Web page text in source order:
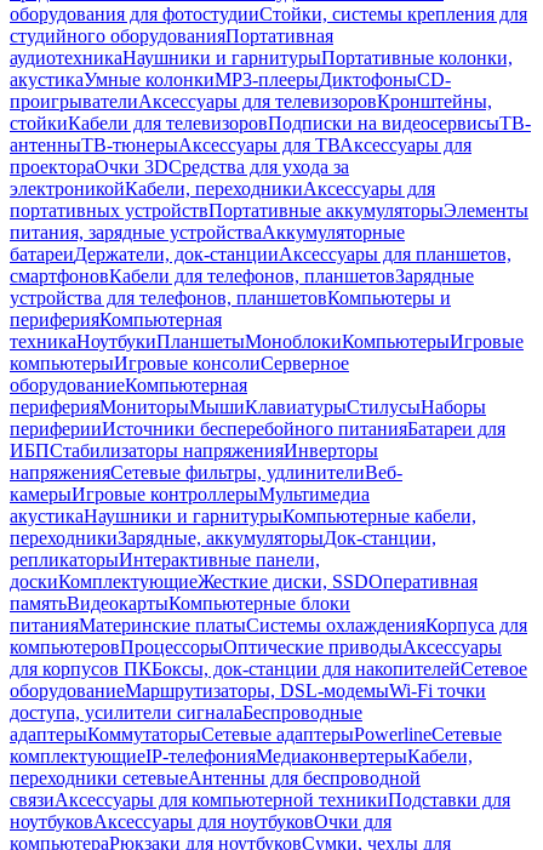
оборудования для фотостудииСтойки, системы крепления для
студийного оборудованияПортативная
аудиотехникаНаушники и гарнитурыПортативные колонки,
акустикаУмные колонкиMP3-плеерыДиктофоныCD-
проигрывателиАксессуары для телевизоровКронштейны,
стойкиКабели для телевизоровПодписки на видеосервисыТВ-
антенныТВ-тюнерыАксессуары для ТВАксессуары для
проектораОчки 3DСредства для ухода за
электроникойКабели, переходникиАксессуары для
портативных устройствПортативные аккумуляторыЭлементы
питания, зарядные устройстваАккумуляторные
батареиДержатели, док-станцииАксессуары для планшетов,
смартфоновКабели для телефонов, планшетовЗарядные
устройства для телефонов, планшетовКомпьютеры и
периферияКомпьютерная
техникаНоутбукиПланшетыМоноблокиКомпьютерыИгровые
компьютерыИгровые консолиСерверное
оборудованиеКомпьютерная
периферияМониторыМышиКлавиатурыСтилусыНаборы
периферииИсточники бесперебойного питанияБатареи для
ИБПСтабилизаторы напряженияИнверторы
напряженияСетевые фильтры, удлинителиВеб-
камерыИгровые контроллерыМультимедиа
акустикаНаушники и гарнитурыКомпьютерные кабели,
переходникиЗарядные, аккумуляторыДок-станции,
репликаторыИнтерактивные панели,
доскиКомплектующиеЖесткие диски, SSDОперативная
памятьВидеокартыКомпьютерные блоки
питанияМатеринские платыСистемы охлажденияКорпуса для
компьютеровПроцессорыОптические приводыАксессуары
для корпусов ПКБоксы, док-станции для накопителейСетевое
оборудованиеМаршрутизаторы, DSL-модемыWi-Fi точки
доступа, усилители сигналаБеспроводные
адаптерыКоммутаторыСетевые адаптерыPowerlineСетевые
комплектующиеIP-телефонияМедиаконвертерыКабели,
переходники сетевыеАнтенны для беспроводной
связиАксессуары для компьютерной техникиПодставки для
ноутбуковАксессуары для ноутбуковОчки для
компьютераРюкзаки для ноутбуковСумки, чехлы для